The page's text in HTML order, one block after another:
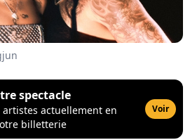
spectacle
artistes actuellement en
billetterie
Voir